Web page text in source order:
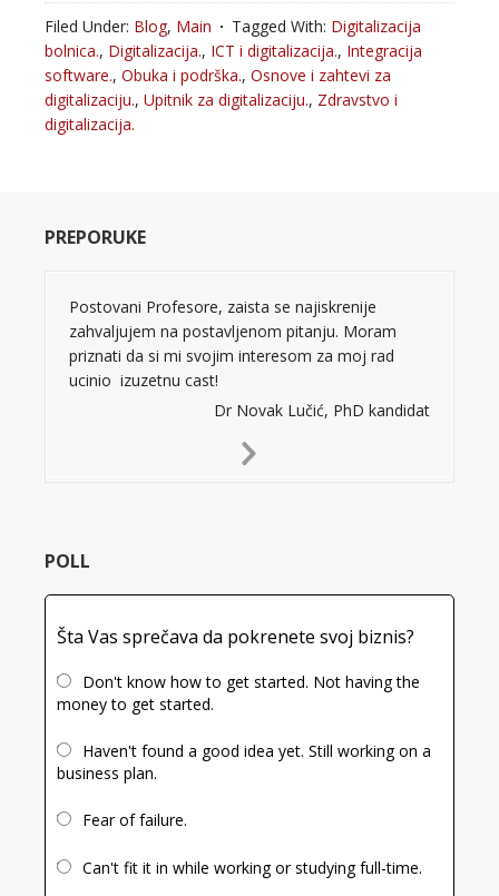
Filed Under: Blog, Main Tagged With: Digitalizacija
bolnica., Digitalizacija., ICT i digitalizacija., Integracija
software., Obuka i podrška., Osnove i zahtevi za
digitalizaciju., Upitnik za digitalizaciju., Zdravstvo i
digitalizacija.
PREPORUKE
Postovani Profesore, zaista se najiskrenije
zahvaljujem na postavljenom pitanju. Moram
priznati da si mi svojim interesom za moj rad
ucinio izuzetnu cast!
Dr Novak Lučić, PhD kandidat
Next
POLL
Šta Vas sprečava da pokrenete svoj biznis?
Don't know how to get started. Not having the
money to get started.
Haven't found a good idea yet. Still working on a
business plan.
Fear of failure.
Can't fit it in while working or studying full-time.